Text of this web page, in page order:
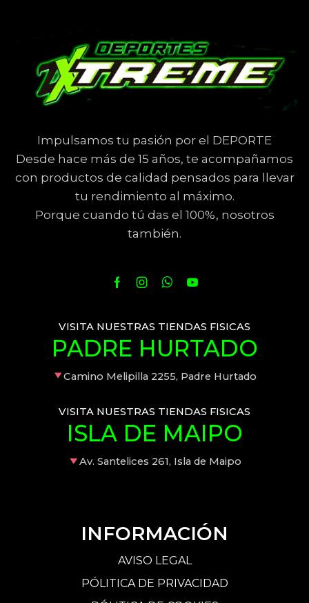
Impulsamos tu pasión por el DEPORTE
Desde hace más de 15 años, te acompañamos
con productos de calidad pensados para llevar
tu rendimiento al máximo.
Porque cuando tú das el 100%, nosotros
también.
VISITA NUESTRAS TIENDAS FISICAS
PADRE HURTADO
Camino Melipilla 2255, Padre Hurtado
VISITA NUESTRAS TIENDAS FISICAS
ISLA DE MAIPO
Av. Santelices 261, Isla de Maipo
INFORMACIÓN
AVISO LEGAL
PÓLITICA DE PRIVACIDAD